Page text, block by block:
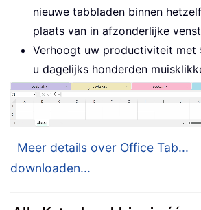
nieuwe tabbladen binnen
plaats van in afzonderlijke
Verhoogt uw productiviteit met
u dagelijks honderden
Meer details over Office Tab...
downloaden...